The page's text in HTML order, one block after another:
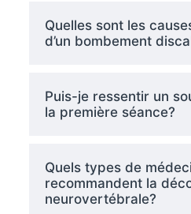
Quelles sont les
d’un bombement
Puis-je ressentir un
la première séance?
Quels types de
recommandent la
neurovertébrale?